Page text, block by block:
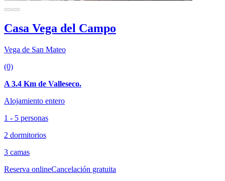
Casa Vega del Campo
Vega de San Mateo
(0)
A 3.4 Km de Valleseco.
Alojamiento entero
1 - 5 personas
2 dormitorios
3 camas
Reserva onlineCancelación gratuita